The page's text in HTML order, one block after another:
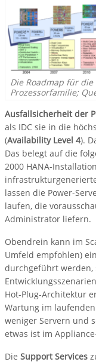
Die Roadmap für die
Prozessorfamilie;
Ausfallsicherheit der
als IDC sie in die
(Availability Level 4).
Das belegt auf die
2000 HANA-
lassen die Power-
laufen, die
Administrator liefern.
Obendrein kann im
Umfeld empfohlen) ein
durchgeführt werden,
Hot-Plug-Architektur
Wartung im
weniger Servern und
etwas ist im
Die Support Services